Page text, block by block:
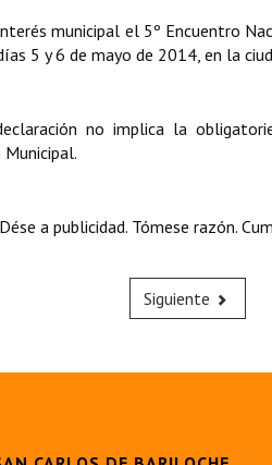
municipal el 5º Encuentro
5 y 6 de mayo de 2014, en la
no implica la
a publicidad. Tómese razón.
Siguiente